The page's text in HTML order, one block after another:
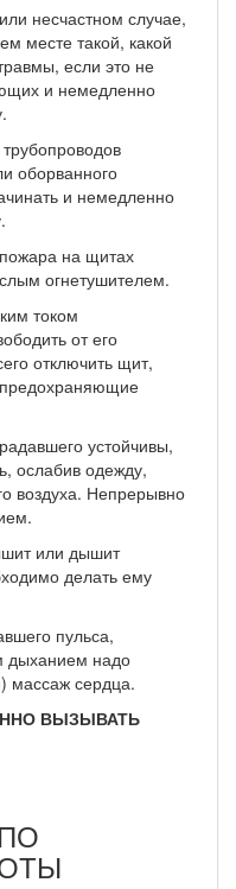
несчастном случае,
месте такой, какой
если это не
и немедленно
оборванного
и немедленно
на щитах
огнетушителем.
током
от его
отключить щит,
устойчивы,
ослабив одежду,
воздуха. Непрерывно
или дышит
делать ему
пульса,
дыханием надо
массаж сердца.
ВЫЗЫВАТЬ